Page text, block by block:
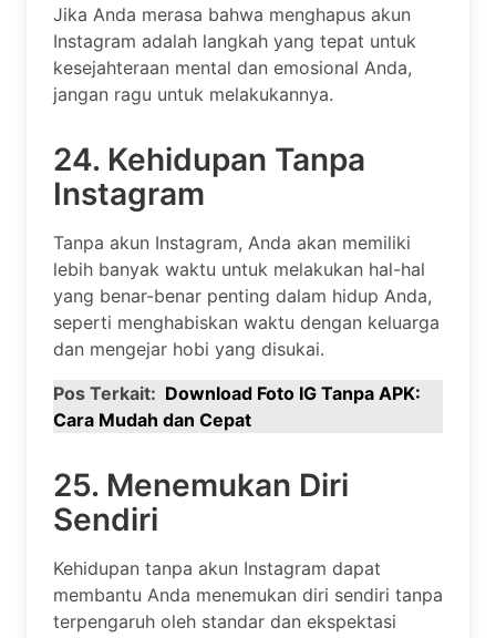
Jika Anda merasa bahwa menghapus akun
Instagram adalah langkah yang tepat untuk
kesejahteraan mental dan emosional Anda,
jangan ragu untuk melakukannya.
24. Kehidupan Tanpa
Instagram
Tanpa akun Instagram, Anda akan memiliki
lebih banyak waktu untuk melakukan hal-hal
yang benar-benar penting dalam hidup Anda,
seperti menghabiskan waktu dengan keluarga
dan mengejar hobi yang disukai.
Pos Terkait: Download Foto IG Tanpa APK:
Cara Mudah dan Cepat
25. Menemukan Diri
Sendiri
Kehidupan tanpa akun Instagram dapat
membantu Anda menemukan diri sendiri tanpa
terpengaruh oleh standar dan ekspektasi